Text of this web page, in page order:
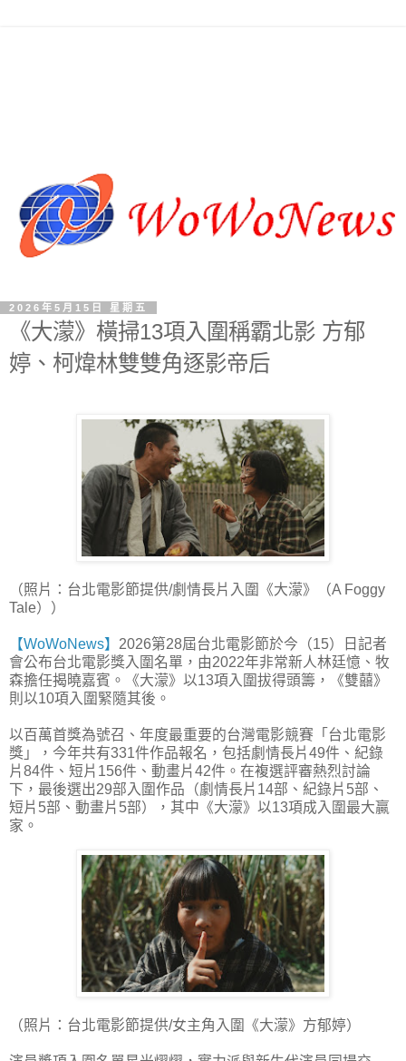
2026年5月15日 星期五
《大濛》橫掃13項入圍稱霸北影 方郁
婷、柯煒林雙雙角逐影帝后
（照片：台北電影節提供/劇情長片入圍《大濛》（A Foggy
Tale））
【WoWoNews】 2026第28屆台北電影節於今（15）日記者
會公布台北電影獎入圍名單，由2022年非常新人林廷憶、牧
森擔任揭曉嘉賓。《大濛》以13項入圍拔得頭籌，《雙囍》
則以10項入圍緊隨其後。
以百萬首獎為號召、年度最重要的台灣電影競賽「台北電影
獎」，今年共有331件作品報名，包括劇情長片49件、紀錄
片84件、短片156件、動畫片42件。在複選評審熱烈討論
下，最後選出29部入圍作品（劇情長片14部、紀錄片5部、
短片5部、動畫片5部），其中《大濛》以13項成入圍最大贏
家。
（照片：台北電影節提供/女主角入圍《大濛》方郁婷）